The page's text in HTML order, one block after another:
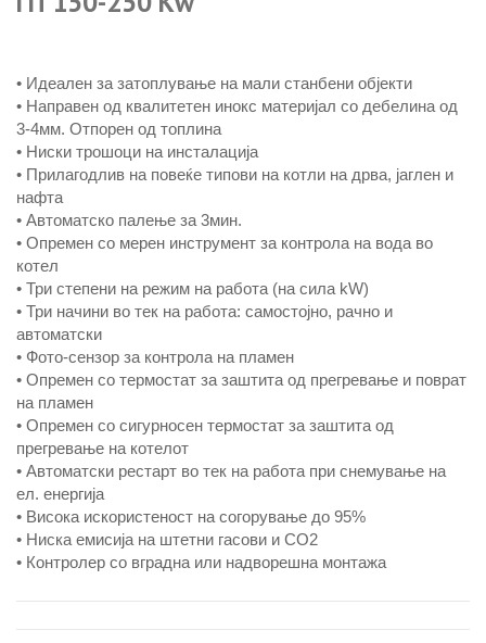
• Идеален за затоплување на мали станбени објекти
• Направен од квалитетен инокс материјал со дебелина од
3-4мм. Отпорен од топлина
• Ниски трошоци на инсталација
• Прилагодлив на повеќе типови на котли на дрва, јаглен и
нафта
• Автоматско палење за 3мин.
• Опремен со мерен инструмент за контрола на вода во
котел
• Три степени на режим на работа (на сила kW)
• Три начини во тек на работа: самостојно, рачно и
автоматски
• Фото-сензор за контрола на пламен
• Опремен со термостат за заштита од прегревање и поврат
на пламен
• Опремен со сигурносен термостат за заштита од
прегревање на котелот
• Автоматски рестарт во тек на работа при снемување на
ел. енергија
• Висока искористеност на согорување до 95%
• Ниска емисија на штетни гасови и CO2
• Контролер со вградна или надворешна монтажа